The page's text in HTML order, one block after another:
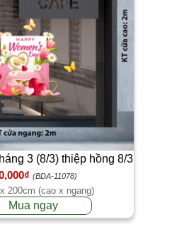
3 (8/3) thiệp hồng 8/3
(BDA-11078)
200cm (cao x ngang)
Mua ngay